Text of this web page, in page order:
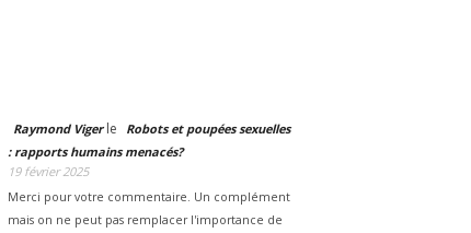
Raymond Vigerle
Robots et poupées sexuelles
: rapports humains menacés?
19 février 2025
Merci pour votre commentaire. Un complément
mais on ne peut pas remplacer l'importance de